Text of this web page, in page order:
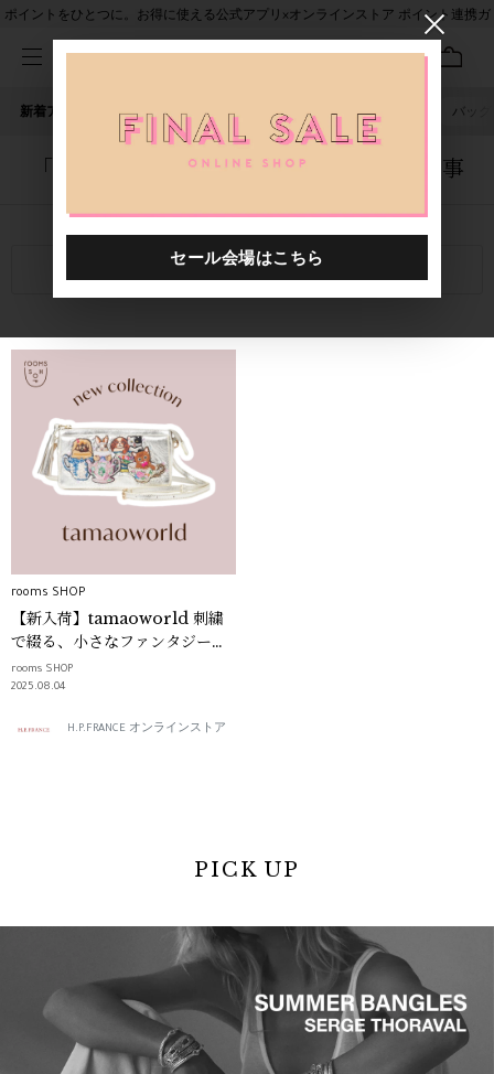
ポイントをひとつに。お得に使える公式アプリ×オンラインストア ポイント連携ガ
新着アイテム 人気ワード セール 40th限定 バッグ
「5075602.8880035.0001」に関する記事
関連キーワード
rooms SHOP
【新入荷】tamaoworld 刺繍
で綴る、小さなファンタジー｜
rooms SHOP
rooms SHOP
2025.08.04
H.P.FRANCE オンラインストア
PICK UP